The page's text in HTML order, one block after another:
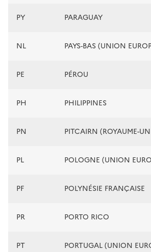
PY PARAGUAY
NL PAYS-BAS (UNION
PE PÉROU
PH PHILIPPINES
PN PITCAIRN (ROYAUME-
PL POLOGNE (UNION
PF POLYNÉSIE FRANÇAISE
PR PORTO RICO
PT PORTUGAL (UNION